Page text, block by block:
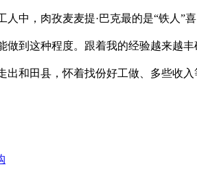
中，肉孜麦麦提·巴克最的是“铁人
到这种程度。跟着我的经验越来越
和田县，怀着找份好工做、多些收